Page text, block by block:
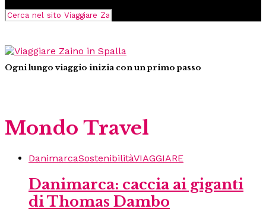
Ogni lungo viaggio inizia con un primo passo
Mondo Travel
DanimarcaSostenibilitàVIAGGIARE
Danimarca: caccia ai giganti
di Thomas Dambo